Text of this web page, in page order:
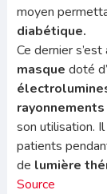
moyen
diabétique.
Ce dernier
masque doté
rayonnements
son utilisation.
patients
de lumière
Source